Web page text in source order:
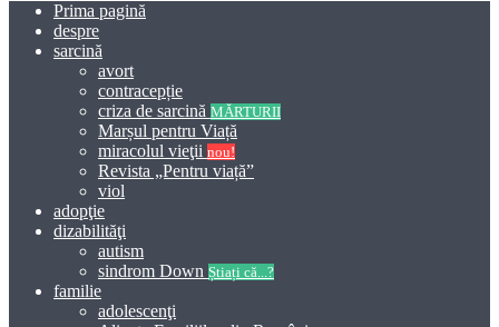
Prima pagină
despre
sarcină
avort
contracepție
criza de sarcină MĂRTURII
Marșul pentru Viață
miracolul vieţii nou!
Revista „Pentru viață”
viol
adopţie
dizabilităţi
autism
sindrom Down Știați că...?
familie
adolescenţi